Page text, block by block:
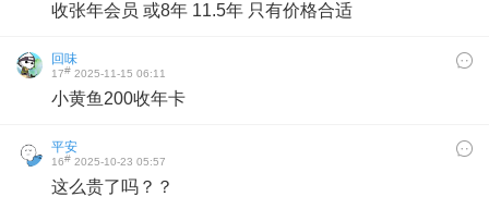
收张年会员 或8年 11.5年 只有价格合适
回味
17# 2025-11-15 06:11
小黄鱼200收年卡
平安
16# 2025-10-23 05:57
这么贵了吗？？